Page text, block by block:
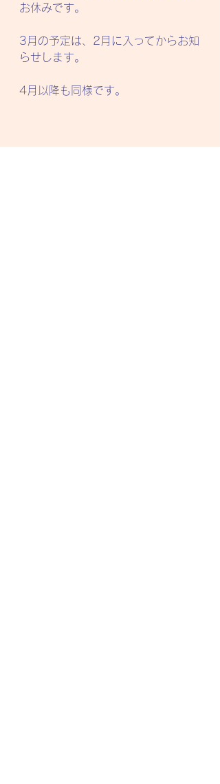
お休みです。
3月の予定は、2月に入ってからお知
らせします。
4月以降も同様です。